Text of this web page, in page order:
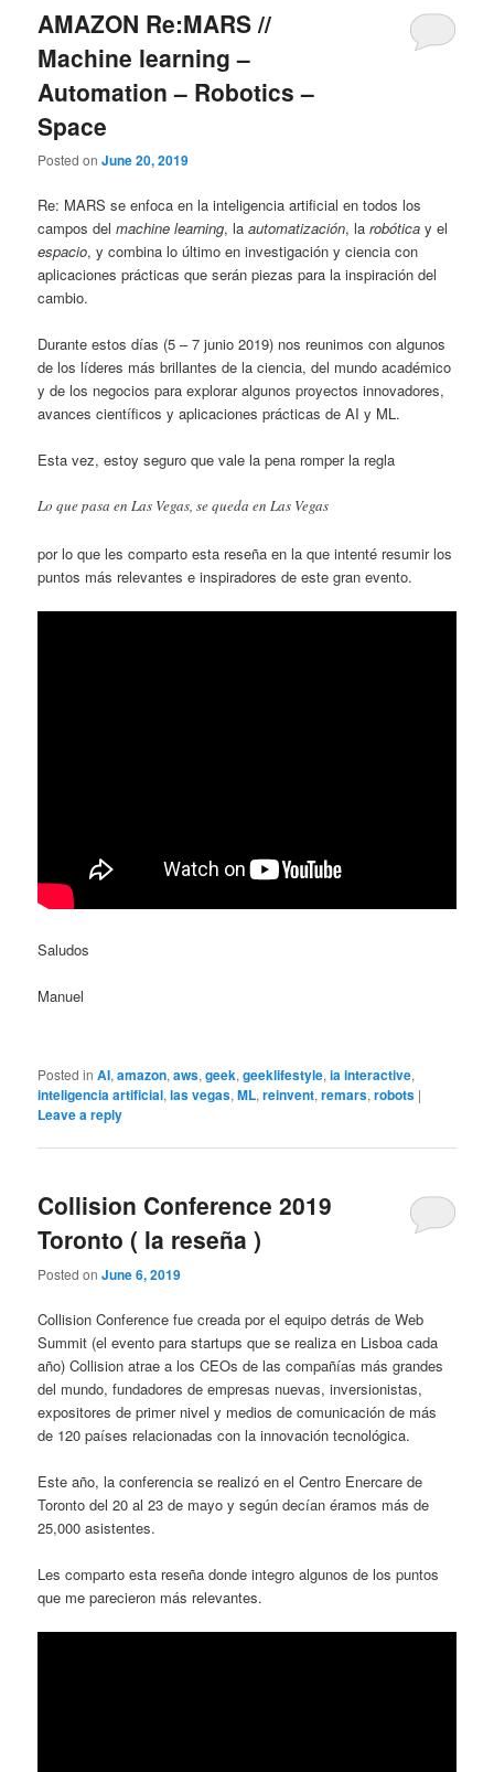
AMAZON Re:MARS //
Machine learning –
Automation – Robotics –
Space
Posted onJune 20, 2019
Re: MARS se enfoca en la inteligencia artificial en todos los
campos delmachine learning, laautomatización, larobóticay el
espacio, y combina lo último en investigación y ciencia con
aplicaciones prácticas que serán piezas para la inspiración del
cambio.
Durante estos días (5 – 7 junio 2019) nos reunimos con algunos
de los líderes más brillantes de la ciencia, del mundo académico
y de los negocios para explorar algunos proyectos innovadores,
avances científicos y aplicaciones prácticas de AI y ML.
Esta vez, estoy seguro que vale la pena romper la regla
Lo que pasa en Las Vegas, se queda en Las Vegas
por lo que les comparto esta reseña en la que intenté resumir los
puntos más relevantes e inspiradores de este gran evento.
Saludos
Manuel
Posted in AI,amazon,aws,geek,geeklifestyle,ia interactive,
inteligencia artificial,las vegas,ML,reinvent,remars,robots |
Leave a reply
Collision Conference 2019
Toronto ( la reseña )
Posted onJune 6, 2019
Collision Conference fue creada por el equipo detrás de Web
Summit (el evento para startups que se realiza en Lisboa cada
año) Collision atrae a los CEOs de las compañías más grandes
del mundo, fundadores de empresas nuevas, inversionistas,
expositores de primer nivel y medios de comunicación de más
de 120 países relacionadas con la innovación tecnológica.
Este año, la conferencia se realizó en el Centro Enercare de
Toronto del 20 al 23 de mayo y según decían éramos más de
25,000 asistentes.
Les comparto esta reseña donde integro algunos de los puntos
que me parecieron más relevantes.